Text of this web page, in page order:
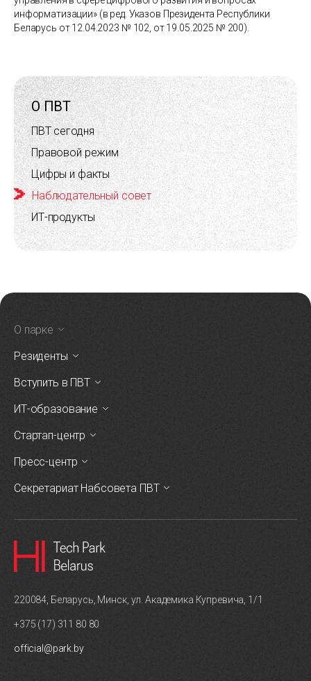
О ПВТ
ПВТ сегодня
Правовой режим
Цифры и факты
Наблюдательный совет
ИТ-продукты
информатизации» (в ред. Указов Президента Республики
Беларусь от 12.04.2023 № 102, от 19.05.2025 № 200).
О парке
Резиденты
Вступить в ПВТ
ИТ-образование
Стартап-центр
Пресс-центр
Секретариат Набсовета ПВТ
220084, Беларусь, Минск, ул. Академика Купревича, 1/1
+375 (17) 311 80 80
official@park.by